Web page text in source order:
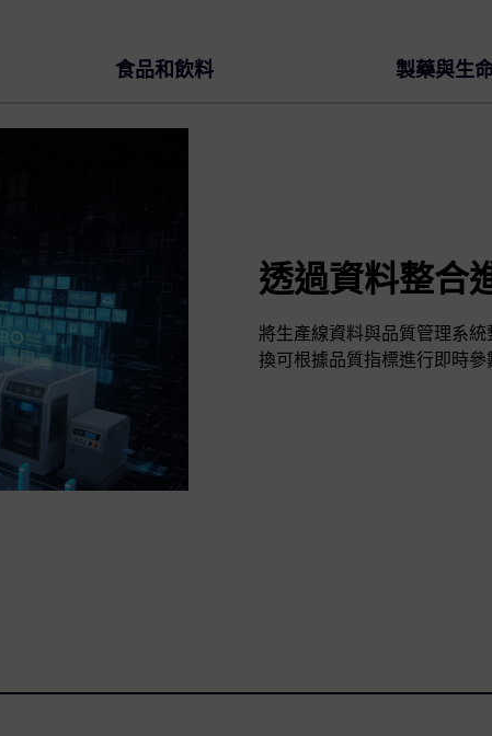
食品和飲料 製藥與生
透過資料整合
將生產線資料與品質管理系
換可根據品質指標進行即時